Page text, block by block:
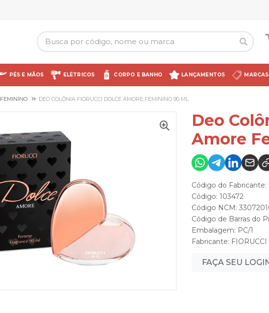
PÉS E MÃOS ELÉTRICOS CORPO E BANHO LANÇAMENTOS MARCAS
FEMININO DEO COLÔNIA FIORUCCI DOLCE AMORE FEMININO 90 ML
Deo
Amore
Código do Fabricante:
Código: 103472
Código NCM:
Código de Barras do
Embalagem: PC/1
Fabricante: FIORUCCI
FAÇA SEU